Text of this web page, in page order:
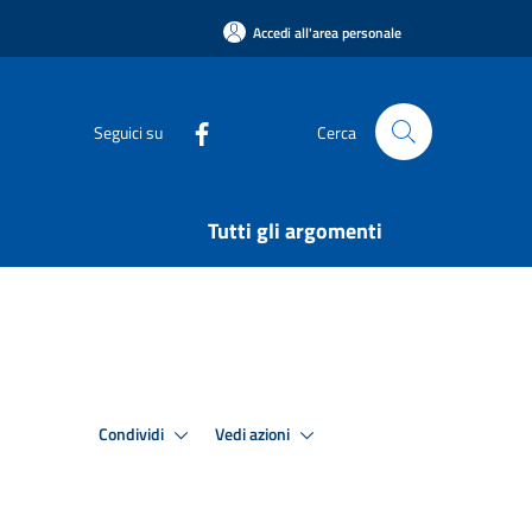
Accedi all'area personale
Seguici su Cerca
Tutti gli argomenti
Condividi Vedi azioni